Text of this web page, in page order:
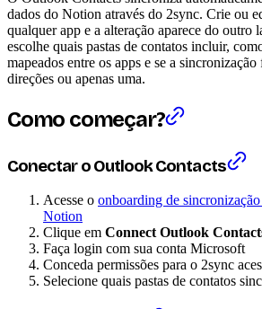
dados do Notion através do 2sync. Crie ou
qualquer app e a alteração aparece do outro
escolhe quais pastas de contatos incluir,
mapeados entre os apps e se a
direções ou apenas uma.
Como começar?
Conectar o Outlook Contacts
Acesse o onboarding de
Notion
Clique em Connect Outlook
Faça login com sua conta Microsoft
Conceda permissões para o 2sync
Selecione quais pastas de contatos